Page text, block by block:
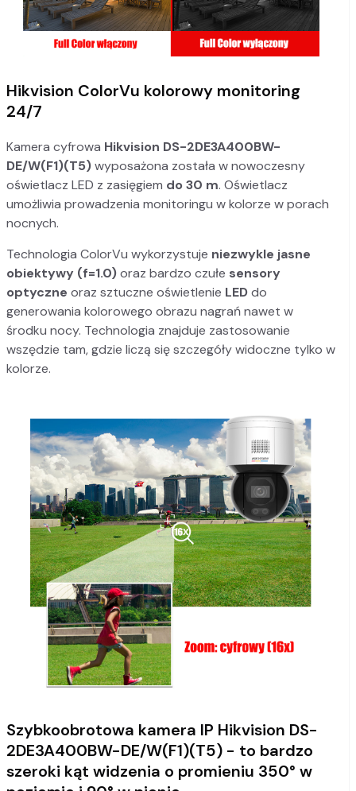
Hikvision ColorVu kolorowy monitoring
24/7
Kamera cyfrowa Hikvision DS-2DE3A400BW-
DE/W(F1)(T5)wyposażona została w nowoczesny
oświetlacz LED z zasięgiem do 30 m. Oświetlacz
umożliwia prowadzenia monitoringu w kolorze w porach
nocnych.
Technologia ColorVu wykorzystuje niezwykle jasne
obiektywy (f=1.0)oraz bardzo czułe sensory
optyczne oraz sztuczne oświetlenie LEDdo
generowania kolorowego obrazu nagrań nawet w
środku nocy. Technologia znajduje zastosowanie
wszędzie tam, gdzie liczą się szczegóły widoczne tylko w
kolorze.
Szybkoobrotowa kamera IP Hikvision DS-
2DE3A400BW-DE/W(F1)(T5) - to bardzo
szeroki kąt widzenia o promieniu 350° w